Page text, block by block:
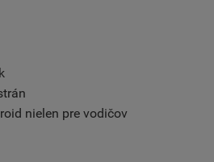
nielen pre vodičov